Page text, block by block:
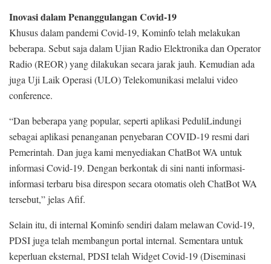
Inovasi dalam Penanggulangan Covid-19
Khusus dalam pandemi Covid-19, Kominfo telah melakukan
beberapa. Sebut saja dalam Ujian Radio Elektronika dan Operator
Radio (REOR) yang dilakukan secara jarak jauh. Kemudian ada
juga Uji Laik Operasi (ULO) Telekomunikasi melalui video
conference.
“Dan beberapa yang popular, seperti aplikasi PeduliLindungi
sebagai aplikasi penanganan penyebaran COVID-19 resmi dari
Pemerintah. Dan juga kami menyediakan ChatBot WA untuk
informasi Covid-19. Dengan berkontak di sini nanti informasi-
informasi terbaru bisa direspon secara otomatis oleh ChatBot WA
tersebut,” jelas Afif.
Selain itu, di internal Kominfo sendiri dalam melawan Covid-19,
PDSI juga telah membangun portal internal. Sementara untuk
keperluan eksternal, PDSI telah Widget Covid-19 (Diseminasi